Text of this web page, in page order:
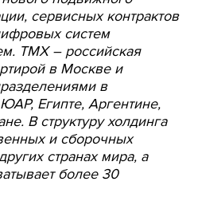
сервисных контрактов
систем
ТМХ – российская
в Москве и
в
Египте, Аргентине,
В структуру холдинга
и сборочных
странах мира, а
более 30